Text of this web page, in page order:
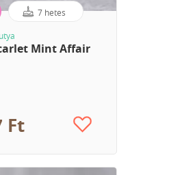
7 hetes
Mint Affair
Ft